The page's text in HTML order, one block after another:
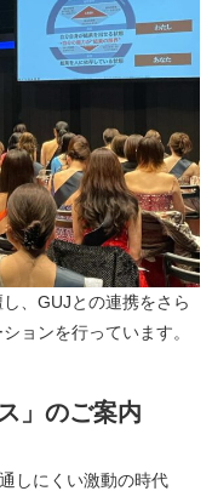
、GUJとの連携をさら
ョンを行っています。
」のご案内
しにくい激動の時代